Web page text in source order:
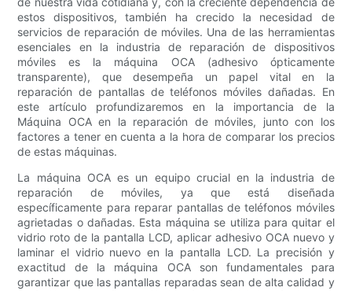
estos dispositivos, también ha crecido la necesidad de
servicios de reparación de móviles. Una de las herramientas
esenciales en la industria de reparación de dispositivos
móviles es la máquina OCA (adhesivo ópticamente
transparente), que desempeña un papel vital en la
reparación de pantallas de teléfonos móviles dañadas. En
este artículo profundizaremos en la importancia de la
Máquina OCA en la reparación de móviles, junto con los
factores a tener en cuenta a la hora de comparar los precios
de estas máquinas.
La máquina OCA es un equipo crucial en la industria de
reparación de móviles, ya que está diseñada
específicamente para reparar pantallas de teléfonos móviles
agrietadas o dañadas. Esta máquina se utiliza para quitar el
vidrio roto de la pantalla LCD, aplicar adhesivo OCA nuevo y
laminar el vidrio nuevo en la pantalla LCD. La precisión y
exactitud de la máquina OCA son fundamentales para
garantizar que las pantallas reparadas sean de alta calidad y